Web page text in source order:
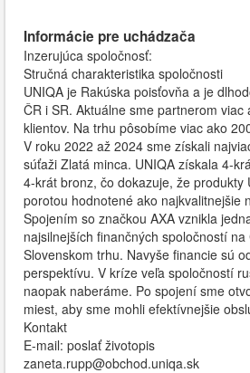
Informácie pre uchádzača
Inzerujúca spoločnosť:
Stručná charakteristika spoločnosti
UNIQA je Rakúska poisťovňa a je
ČR i SR. Aktuálne sme partnerom viac
klientov. Na trhu pôsobíme viac ako
V roku 2022 až 2024 sme získali
súťaži Zlatá minca. UNIQA získala 4-
4-krát bronz, čo dokazuje, že produkty
porotou hodnotené ako najkvalitnejšie
Spojením so značkou AXA vznikla
najsilnejších finančných spoločností na
Slovenskom trhu. Navyše financie sú
perspektívu. V kríze veľa spoločností
naopak naberáme. Po spojení sme
miest, aby sme mohli efektívnejšie
Kontakt
E-mail: poslať životopis
zaneta.rupp@obchod.uniqa.sk